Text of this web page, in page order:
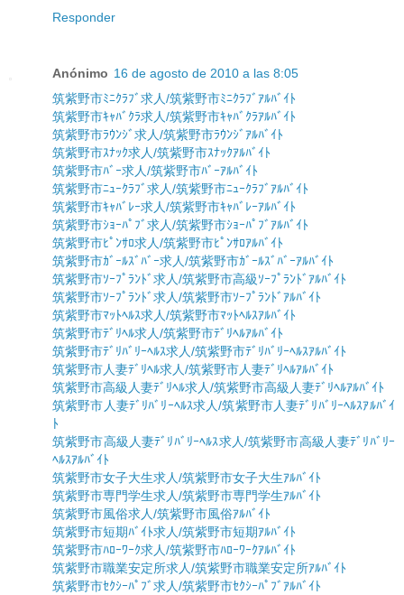
Responder
Anónimo 16 de agosto de 2010 a las 8:05
筑紫野市ﾐﾆｸﾗﾌﾞ求人/筑紫野市ﾐﾆｸﾗﾌﾞｱﾙﾊﾞｲﾄ
筑紫野市ｷｬﾊﾞｸﾗ求人/筑紫野市ｷｬﾊﾞｸﾗｱﾙﾊﾞｲﾄ
筑紫野市ﾗｳﾝｼﾞ求人/筑紫野市ﾗｳﾝｼﾞｱﾙﾊﾞｲﾄ
筑紫野市ｽﾅｯｸ求人/筑紫野市ｽﾅｯｸｱﾙﾊﾞｲﾄ
筑紫野市ﾊﾞｰ求人/筑紫野市ﾊﾞｰｱﾙﾊﾞｲﾄ
筑紫野市ﾆｭｰｸﾗﾌﾞ求人/筑紫野市ﾆｭｰｸﾗﾌﾞｱﾙﾊﾞｲﾄ
筑紫野市ｷｬﾊﾞﾚｰ求人/筑紫野市ｷｬﾊﾞﾚｰｱﾙﾊﾞｲﾄ
筑紫野市ｼｮｰﾊﾟﾌﾞ求人/筑紫野市ｼｮｰﾊﾟﾌﾞｱﾙﾊﾞｲﾄ
筑紫野市ﾋﾟﾝｻﾛ求人/筑紫野市ﾋﾟﾝｻﾛｱﾙﾊﾞｲﾄ
筑紫野市ｶﾞｰﾙｽﾞﾊﾞｰ求人/筑紫野市ｶﾞｰﾙｽﾞﾊﾞｰｱﾙﾊﾞｲﾄ
筑紫野市ｿｰﾌﾟﾗﾝﾄﾞ求人/筑紫野市高級ｿｰﾌﾟﾗﾝﾄﾞｱﾙﾊﾞｲﾄ
筑紫野市ｿｰﾌﾟﾗﾝﾄﾞ求人/筑紫野市ｿｰﾌﾟﾗﾝﾄﾞｱﾙﾊﾞｲﾄ
筑紫野市ﾏｯﾄﾍﾙｽ求人/筑紫野市ﾏｯﾄﾍﾙｽｱﾙﾊﾞｲﾄ
筑紫野市ﾃﾞﾘﾍﾙ求人/筑紫野市ﾃﾞﾘﾍﾙｱﾙﾊﾞｲﾄ
筑紫野市ﾃﾞﾘﾊﾞﾘｰﾍﾙｽ求人/筑紫野市ﾃﾞﾘﾊﾞﾘｰﾍﾙｽｱﾙﾊﾞｲﾄ
筑紫野市人妻ﾃﾞﾘﾍﾙ求人/筑紫野市人妻ﾃﾞﾘﾍﾙｱﾙﾊﾞｲﾄ
筑紫野市高級人妻ﾃﾞﾘﾍﾙ求人/筑紫野市高級人妻ﾃﾞﾘﾍﾙｱﾙﾊﾞｲﾄ
筑紫野市人妻ﾃﾞﾘﾊﾞﾘｰﾍﾙｽ求人/筑紫野市人妻ﾃﾞﾘﾊﾞﾘｰﾍﾙｽｱﾙﾊﾞｲ
ﾄ
筑紫野市高級人妻ﾃﾞﾘﾊﾞﾘｰﾍﾙｽ求人/筑紫野市高級人妻ﾃﾞﾘﾊﾞﾘｰ
ﾍﾙｽｱﾙﾊﾞｲﾄ
筑紫野市女子大生求人/筑紫野市女子大生ｱﾙﾊﾞｲﾄ
筑紫野市専門学生求人/筑紫野市専門学生ｱﾙﾊﾞｲﾄ
筑紫野市風俗求人/筑紫野市風俗ｱﾙﾊﾞｲﾄ
筑紫野市短期ﾊﾞｲﾄ求人/筑紫野市短期ｱﾙﾊﾞｲﾄ
筑紫野市ﾊﾛｰﾜｰｸ求人/筑紫野市ﾊﾛｰﾜｰｸｱﾙﾊﾞｲﾄ
筑紫野市職業安定所求人/筑紫野市職業安定所ｱﾙﾊﾞｲﾄ
筑紫野市ｾｸｼｰﾊﾟﾌﾞ求人/筑紫野市ｾｸｼｰﾊﾟﾌﾞｱﾙﾊﾞｲﾄ